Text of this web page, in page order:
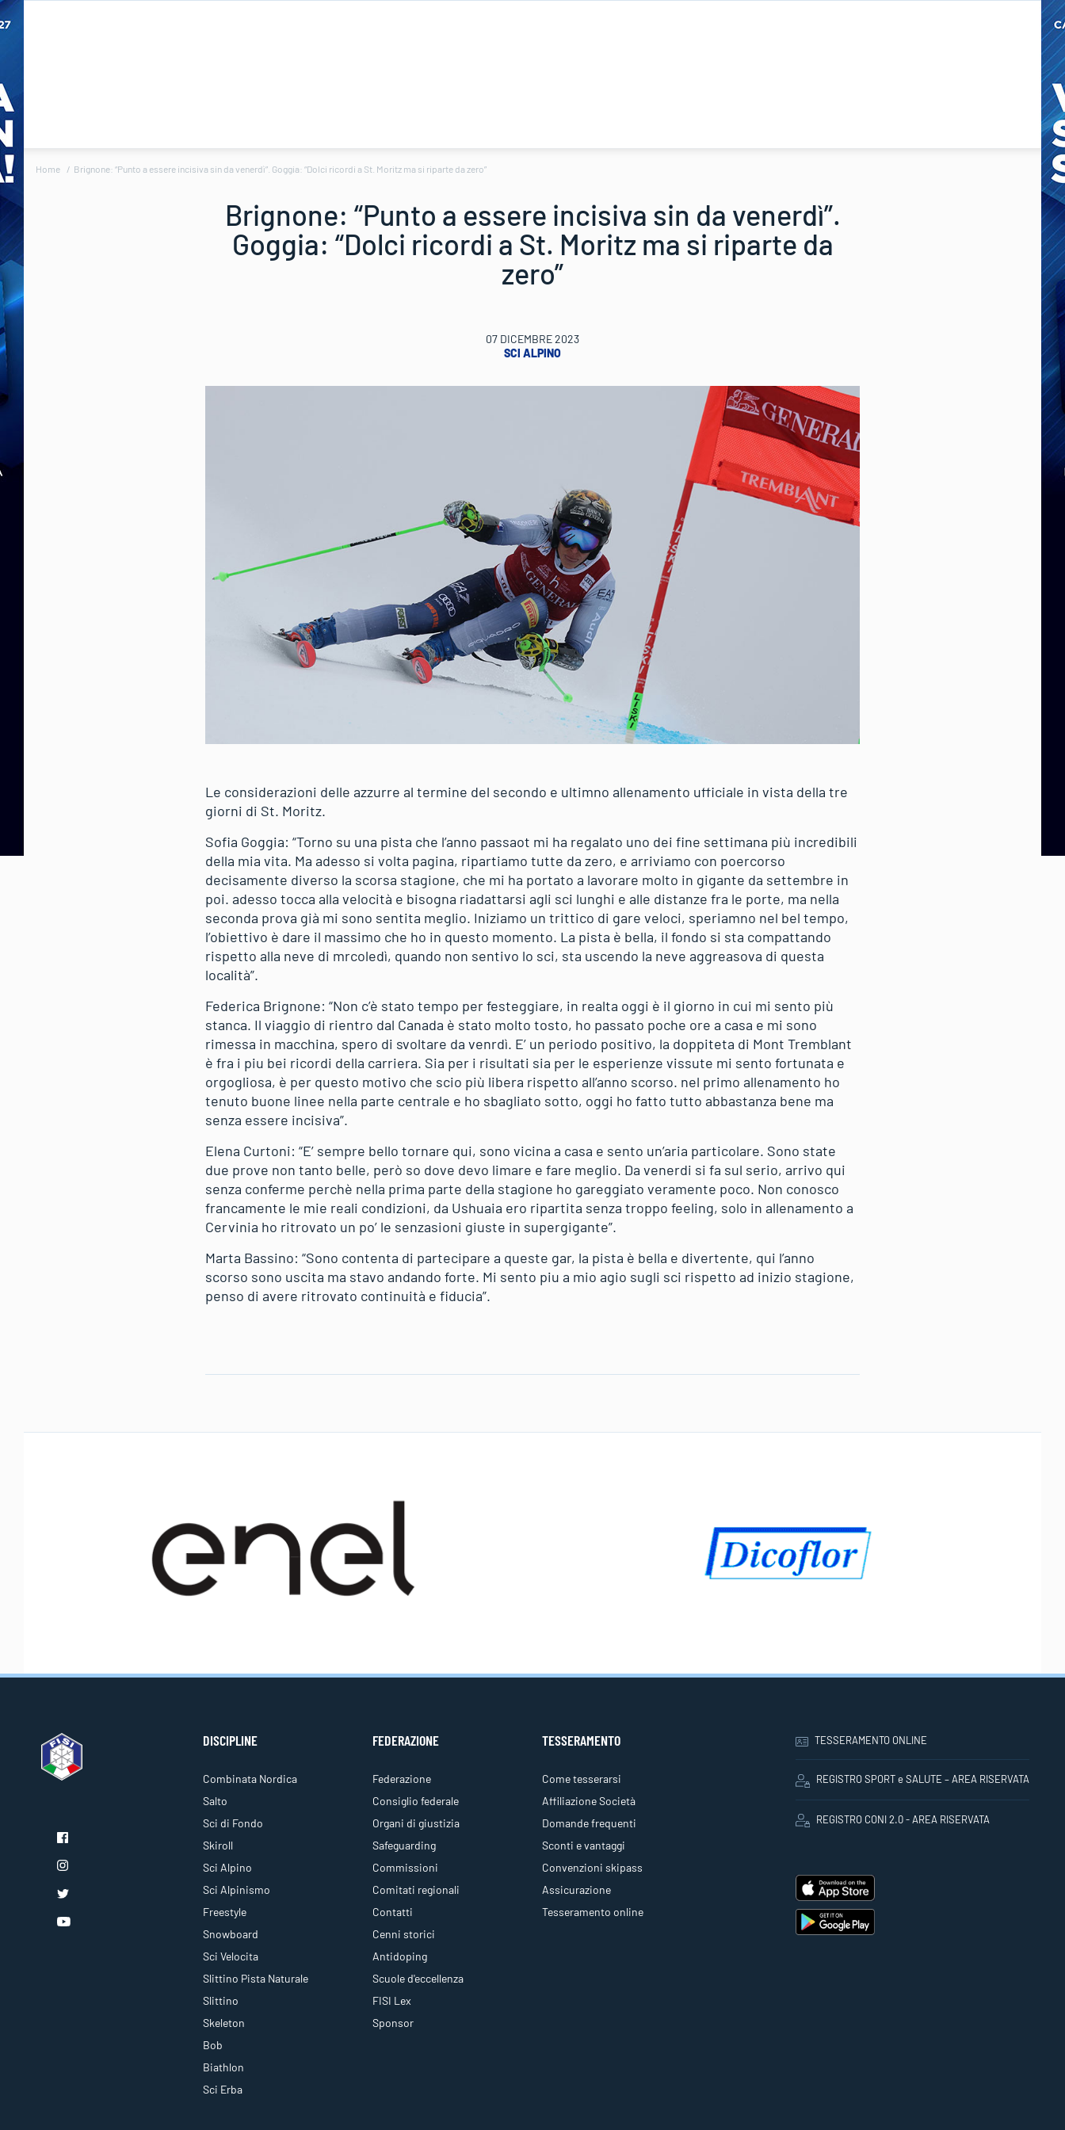
Home Brignone: “Punto a essere incisiva sin da venerdì”. Goggia: “Dolci ricordi a St. Moritz ma si riparte da zero”
Brignone: “Punto a essere incisiva sin da venerdì”.
Goggia: “Dolci ricordi a St. Moritz ma si riparte da
zero”
07 DICEMBRE 2023
SCI ALPINO
Le considerazioni delle azzurre al termine del secondo e ultimno allenamento ufficiale in vista della tre
giorni di St. Moritz.
Sofia Goggia: “Torno su una pista che l’anno passaot mi ha regalato uno dei fine settimana più incredibili
della mia vita. Ma adesso si volta pagina, ripartiamo tutte da zero, e arriviamo con poercorso
decisamente diverso la scorsa stagione, che mi ha portato a lavorare molto in gigante da settembre in
poi. adesso tocca alla velocità e bisogna riadattarsi agli sci lunghi e alle distanze fra le porte, ma nella
seconda prova già mi sono sentita meglio. Iniziamo un trittico di gare veloci, speriamno nel bel tempo,
l’obiettivo è dare il massimo che ho in questo momento. La pista è bella, il fondo si sta compattando
rispetto alla neve di mrcoledì, quando non sentivo lo sci, sta uscendo la neve aggreasova di questa
località”.
Federica Brignone: “Non c’è stato tempo per festeggiare, in realta oggi è il giorno in cui mi sento più
stanca. Il viaggio di rientro dal Canada è stato molto tosto, ho passato poche ore a casa e mi sono
rimessa in macchina, spero di svoltare da venrdì. E’ un periodo positivo, la doppiteta di Mont Tremblant
è fra i piu bei ricordi della carriera. Sia per i risultati sia per le esperienze vissute mi sento fortunata e
orgogliosa, è per questo motivo che scio più libera rispetto all’anno scorso. nel primo allenamento ho
tenuto buone linee nella parte centrale e ho sbagliato sotto, oggi ho fatto tutto abbastanza bene ma
senza essere incisiva”.
Elena Curtoni: “E’ sempre bello tornare qui, sono vicina a casa e sento un’aria particolare. Sono state
due prove non tanto belle, però so dove devo limare e fare meglio. Da venerdi si fa sul serio, arrivo qui
senza conferme perchè nella prima parte della stagione ho gareggiato veramente poco. Non conosco
francamente le mie reali condizioni, da Ushuaia ero ripartita senza troppo feeling, solo in allenamento a
Cervinia ho ritrovato un po’ le senzasioni giuste in supergigante”.
Marta Bassino: “Sono contenta di partecipare a queste gar, la pista è bella e divertente, qui l’anno
scorso sono uscita ma stavo andando forte. Mi sento piu a mio agio sugli sci rispetto ad inizio stagione,
penso di avere ritrovato continuità e fiducia”.
DISCIPLINE
Combinata Nordica
Salto
Sci di Fondo
Skiroll
Sci Alpino
Sci Alpinismo
Freestyle
Snowboard
Sci Velocita
Slittino Pista Naturale
Slittino
Skeleton
Bob
Biathlon
Sci Erba
FEDERAZIONE
Federazione
Consiglio federale
Organi di giustizia
Safeguarding
Commissioni
Comitati regionali
Contatti
Cenni storici
Antidoping
Scuole d'eccellenza
FISI Lex
Sponsor
TESSERAMENTO
Come tesserarsi
Affiliazione Società
Domande frequenti
Sconti e vantaggi
Convenzioni skipass
Assicurazione
Tesseramento online
TESSERAMENTO ONLINE
REGISTRO SPORT e SALUTE – AREA RISERVATA
REGISTRO CONI 2.0 - AREA RISERVATA